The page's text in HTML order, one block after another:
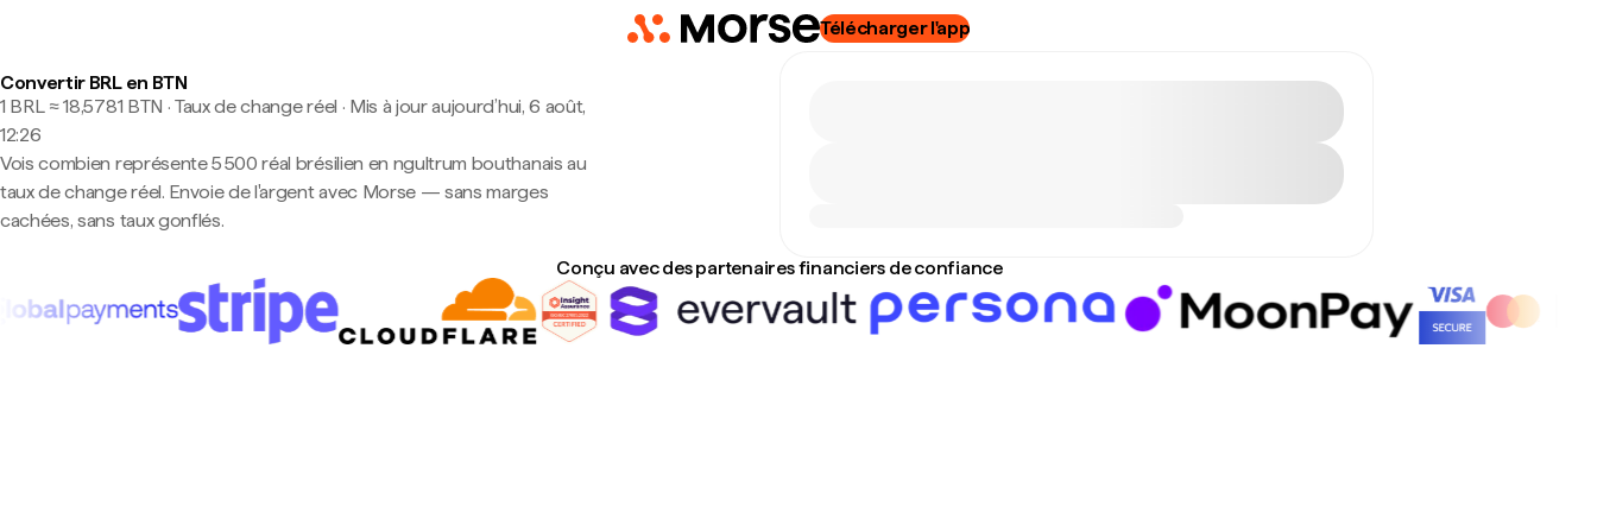
Télécharger l'app
Convertir BRL en BTN
1 BRL ≈ 18,5781 BTN · Taux de change réel · Mis à jour aujourd’hui, 6 août,
12:26
Vois combien représente 5 500 réal brésilien en ngultrum bouthanais au
taux de change réel. Envoie de l'argent avec Morse — sans marges
cachées, sans taux gonflés.
Conçu avec des partenaires financiers de confiance